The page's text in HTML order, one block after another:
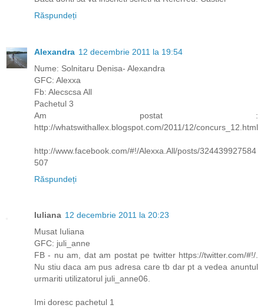
Răspundeți
Alexandra 12 decembrie 2011 la 19:54
Nume: Solnitaru Denisa- Alexandra
GFC: Alexxa
Fb: Alecscsa All
Pachetul 3
Am postat :
http://whatswithallex.blogspot.com/2011/12/concurs_12.html
http://www.facebook.com/#!/Alexxa.All/posts/324439927584
507
Răspundeți
Iuliana 12 decembrie 2011 la 20:23
Musat Iuliana
GFC: juli_anne
FB - nu am, dat am postat pe twitter https://twitter.com/#!/.
Nu stiu daca am pus adresa care tb dar pt a vedea anuntul
urmariti utilizatorul juli_anne06.
Imi doresc pachetul 1